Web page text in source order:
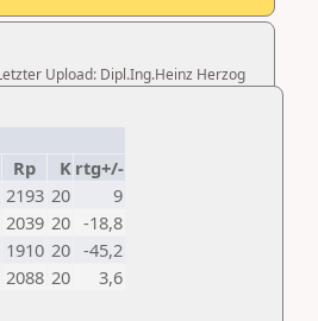
Upload: Dipl.Ing.Heinz Herzog
Rp K rtg+/-
2193 20
9
2039 20 -18,8
1910 20 -45,2
2088 20 3,6